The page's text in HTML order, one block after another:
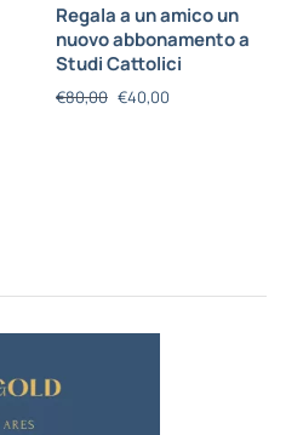
Regala a un amico un
nuovo abbonamento a
Studi Cattolici
€80,00 €40,00